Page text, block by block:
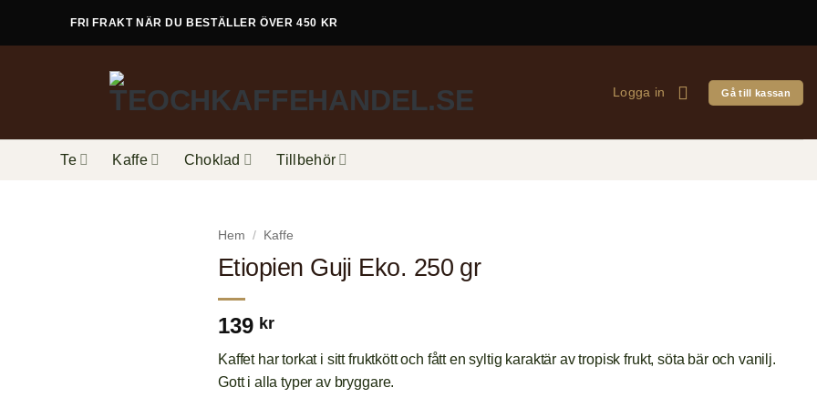
FRI FRAKT NÄR DU BESTÄLLER ÖVER 450 KR
Logga in Gå till kassan
Te Kaffe Choklad Tillbehör
Hem / Kaffe
Etiopien Guji Eko. 250 gr
139 kr
Kaffet har torkat i sitt fruktkött och fått en syltig karaktär av tropisk frukt, söta bär och vanilj.
Gott i alla typer av bryggare.